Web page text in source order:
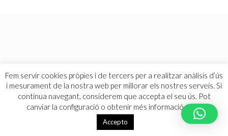
Fem servir cookies pròpies i de tercers per a realitzar anàlisis d’ús
i mesurament de la nostra web per millorar els nostres serveis. Si
continua navegant, considerem que accepta el seu ús. Pot
canviar la configuració o obtenir més informacióaquí.
Accepto